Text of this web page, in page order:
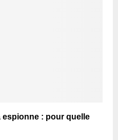
espionne : pour quelle